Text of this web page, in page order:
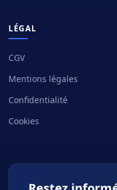
LÉGAL
CGV
Mentions légales
Confidentialité
Cookies